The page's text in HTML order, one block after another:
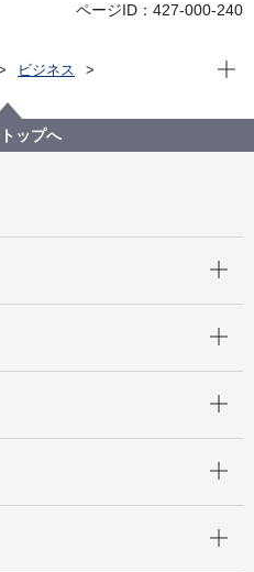
ページID：427-000-240
ビジネス
助制度
様式ダウンロード
改修等補助事業 様式一覧
現在
ップへ